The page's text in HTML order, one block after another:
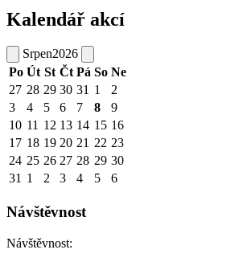
Kalendář akcí
Srpen2026
Po Út St Čt Pá So Ne
27 28 29 30 31 1
2
3
4 5 6 7 8
9
10 11 12 13 14 15 16
17 18 19 20 21 22 23
24 25 26 27 28 29 30
31 1 2 3 4 5 6
Návštěvnost
Návštěvnost: